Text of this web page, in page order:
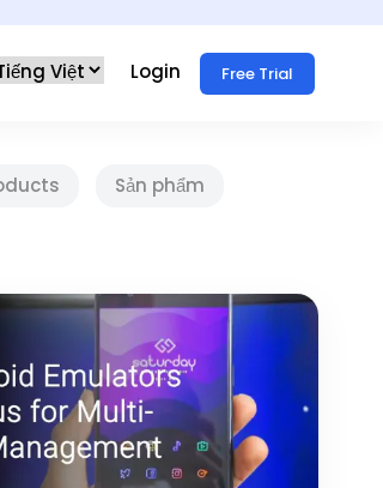
Login Free Trial
Sản phẩm